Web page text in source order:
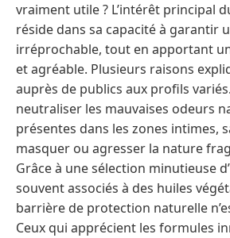
vraiment utile ? L’intérêt principal
réside dans sa capacité à garantir
irréprochable, tout en apportant
et agréable. Plusieurs raisons
auprès de publics aux profils
neutraliser les mauvaises odeurs
présentes dans les zones intimes,
masquer ou agresser la nature
Grâce à une sélection minutieuse
souvent associés à des huiles
barrière de protection naturelle
Ceux qui apprécient les formules